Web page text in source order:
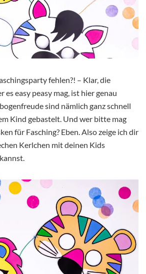
fehlen?! – Klar, die
easy peasy mag, ist hier genau
sind nämlich ganz schnell
Kind gebastelt. Und wer bitte mag
für Fasching? Eben. Also zeige ich dir
Kerlchen mit deinen Kids